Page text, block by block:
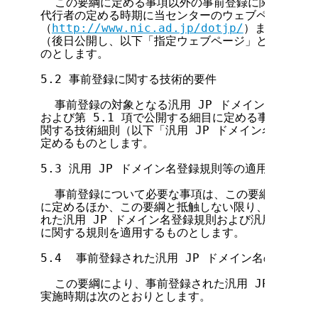
代行者の定める時期に当センターのウェブページ
（http://www.nic.ad.jp/dotjp/）または登録
（後日公開し、以下「指定ウェブページ」と総称し
のとします。
5.2 事前登録に関する技術的要件
事前登録の対象となる汎用 JP ドメイン名に関す
および第 5.1 項で公開する細目に定める事項を除
関する技術細則（以下「汎用 JP ドメイン名技術細
定めるものとします。
5.3 汎用 JP ドメイン名登録規則等の適用
事前登録について必要な事項は、この要綱および
に定めるほか、この要綱と抵触しない限り、その実
れた汎用 JP ドメイン名登録規則および汎用 JP ド
に関する規則を適用するものとします。
5.4  事前登録された汎用 JP ドメイン名の登録情
この要綱により、事前登録された汎用 JP ドメイ
実施時期は次のとおりとします。